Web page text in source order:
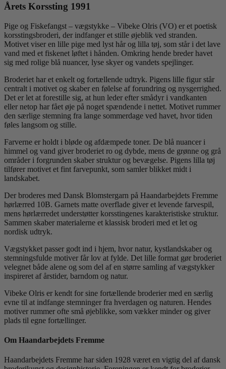
Årets Korssting 1991
Pige og Fiskefangst – vægstykke – Vibeke Olris (VO) er et poetisk
korsstingsbroderi, der indfanger et stille øjeblik ved stranden.
Motivet viser en lille pige med lyst hår og lilla tøj, som står i det lave
vand med et fiskenet løftet i hånden. Omkring hende breder havet
sig med rolige blå nuancer, lyse skyer og vandets spejlinger.
Broderiet har et enkelt og fortællende udtryk. Pigens lille figur står
centralt i motivet og skaber en følelse af forundring og nysgerrighed.
Det er let at forestille sig, at hun leder efter smådyr i vandkanten
eller netop har fået øje på noget spændende i nettet. Motivet rummer
den særlige stemning fra lange sommerdage ved havet, hvor tiden
føles langsom og stille.
Farverne er holdt i bløde og afdæmpede toner. De blå nuancer i
himmel og vand giver broderiet ro og dybde, mens de grønne og grå
områder i forgrunden skaber struktur og bevægelse. Pigens lilla tøj
tilfører motivet et fint farvepunkt, som samler blikket midt i
landskabet.
Der broderes med Dansk Blomstergarn på Haandarbejdets Fremme
hørlærred 10B. Garnets matte overflade giver et levende farvespil,
mens hørlærredet understøtter korsstingenes karakteristiske struktur.
Sammen skaber materialerne et klassisk broderi med et let og
nordisk udtryk.
Vægstykket passer godt ind i hjem, hvor natur, kystlandskaber og
stemningsfulde motiver får lov at fylde. Det lille format gør broderiet
velegnet både alene og som del af en større samling af vægstykker
inspireret af årstider, barndom og natur.
Vibeke Olris er kendt for sine fortællende broderier med en særlig
evne til at indfange stemninger fra hverdagen og naturen. Hendes
motiver rummer ofte små øjeblikke, som vækker minder og giver
plads til egne fortællinger.
Om Haandarbejdets Fremme
Haandarbejdets Fremme har siden 1928 været en vigtig del af dansk